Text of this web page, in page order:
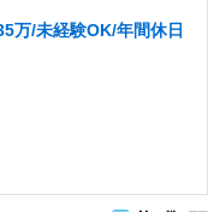
万/未経験OK/年間休日